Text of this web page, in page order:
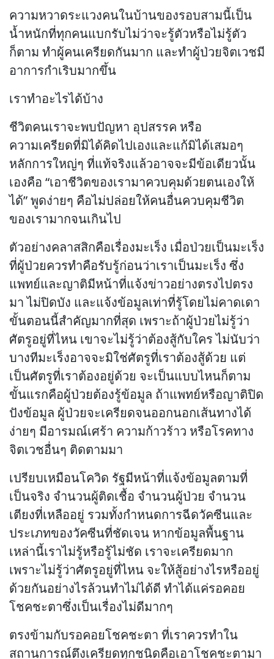
ความหวาดระแวงคนในบ้านของรอบสามนี้เป็น
น้ำหนักที่ทุกคนแบกรับไม่ว่าจะรู้ตัวหรือไม่รู้ตัว
ก็ตาม ทำผู้คนเครียดกันมาก และทำผู้ป่วยจิตเวชมี
อาการกำเริบมากขึ้น
เราทำอะไรได้บ้าง
ชีวิตคนเราจะพบปัญหา อุปสรรค หรือ
ความเครียดที่มิได้คิดไปเองและแก้มิได้เสมอๆ
หลักการใหญ่ๆ ที่แท้จริงแล้วอาจจะมีข้อเดียวนั้น
เองคือ “เอาชีวิตของเรามาควบคุมด้วยตนเองให้
ได้” พูดง่ายๆ คือไม่ปล่อยให้คนอื่นควบคุมชีวิต
ของเรามากจนเกินไป
ตัวอย่างคลาสสิกคือเรื่องมะเร็ง เมื่อป่วยเป็นมะเร็ง
ที่ผู้ป่วยควรทำคือรับรู้ก่อนว่าเราเป็นมะเร็ง ซึ่ง
แพทย์และญาติมีหน้าที่แจ้งข่าวอย่างตรงไปตรง
มา ไม่ปิดบัง และแจ้งข้อมูลเท่าที่รู้โดยไม่คาดเดา
ขั้นตอนนี้สำคัญมากที่สุด เพราะถ้าผู้ป่วยไม่รู้ว่า
ศัตรูอยู่ที่ไหน เขาจะไม่รู้ว่าต้องสู้กับใคร ไม่นับว่า
บางทีมะเร็งอาจจะมิใช่ศัตรูที่เราต้องสู้ด้วย แต่
เป็นศัตรูที่เราต้องอยู่ด้วย จะเป็นแบบไหนก็ตาม
ขั้นแรกคือผู้ป่วยต้องรู้ข้อมูล ถ้าแพทย์หรือญาติปิด
ปังข้อมูล ผู้ป่วยจะเครียดจนออกนอกเส้นทางได้
ง่ายๆ มีอารมณ์เศร้า ความก้าวร้าว หรือโรคทาง
จิตเวชอื่นๆ ติดตามมา
เปรียบเหมือนโควิด รัฐมีหน้าที่แจ้งข้อมูลตามที่
เป็นจริง จำนวนผู้ติดเชื้อ จำนวนผู้ป่วย จำนวน
เตียงที่เหลืออยู่ รวมทั้งกำหนดการฉีดวัคซีนและ
ประเภทของวัคซีนที่ชัดเจน หากข้อมูลพื้นฐาน
เหล่านี้เราไม่รู้หรือรู้ไม่ชัด เราจะเครียดมาก
เพราะไม่รู้ว่าศัตรูอยู่ที่ไหน จะให้สู้อย่างไรหรืออยู่
ด้วยกันอย่างไรล้วนทำไม่ได้ดี ทำได้แค่รอคอย
โชคชะตาซึ่งเป็นเรื่องไม่ดีมากๆ
ตรงข้ามกับรอคอยโชคชะตา ที่เราควรทำใน
สถานการณ์ตึงเครียดทุกชนิดคือเอาโชคชะตามา